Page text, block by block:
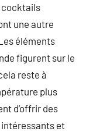
cocktails
une autre
éléments
figurent sur le
reste à
plus
d’offrir des
et